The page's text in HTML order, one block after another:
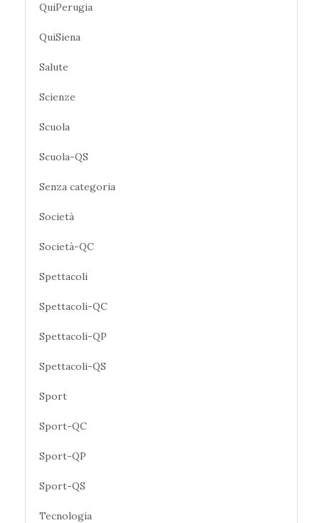
QuiPerugia
QuiSiena
Salute
Scienze
Scuola
Scuola-QS
Senza categoria
Società
Società-QC
Spettacoli
Spettacoli-QC
Spettacoli-QP
Spettacoli-QS
Sport
Sport-QC
Sport-QP
Sport-QS
Tecnologia